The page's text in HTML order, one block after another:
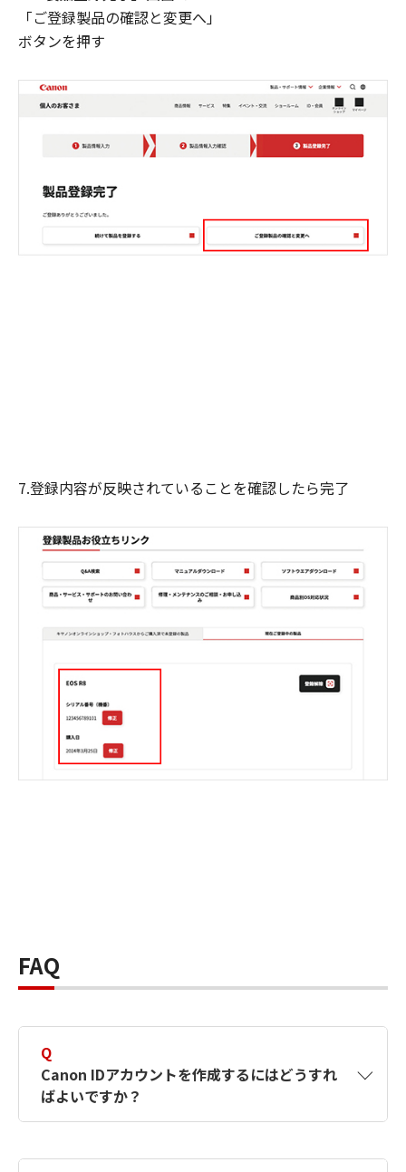
「ご登録製品の確認と変更へ」
ボタンを押す
7.登録内容が反映されていることを確認したら完了
FAQ
Q
Canon IDアカウントを作成するにはどうすれ
ばよいですか？